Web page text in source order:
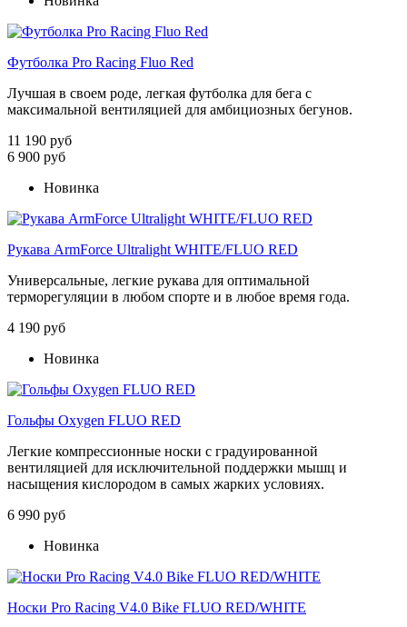
Футболка Pro Racing Fluo Red
Лучшая в своем роде, легкая футболка для бега с
максимальной вентиляцией для амбициозных бегунов.
11 190 руб
6 900 руб
Новинка
Рукава ArmForce Ultralight WHITE/FLUO RED
Универсальные, легкие рукава для оптимальной
терморегуляции в любом спорте и в любое время года.
4 190 руб
Новинка
Гольфы Oxygen FLUO RED
Легкие компрессионные носки с градуированной
вентиляцией для исключительной поддержки мышц и
насыщения кислородом в самых жарких условиях.
6 990 руб
Новинка
Носки Pro Racing V4.0 Bike FLUO RED/WHITE